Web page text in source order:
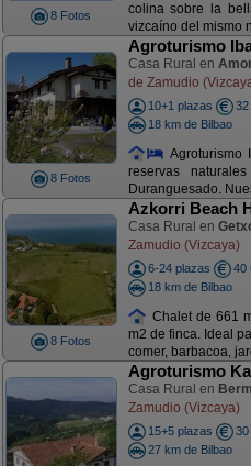
8 Fotos
colina sobre la
vizcaíno del mismo
8 Fotos
Agroturismo
Casa Rural en
de Zamudio
10+1 plazas
32
18 km de Bilbao
reservas
Duranguesado.
8 Fotos
Azkorri Beach
Casa Rural en
Zamudio (Vizcaya)
6-24 plazas
40
18 km de Bilbao
Chalet de 661
m2 de finca. Ideal
comer, barbacoa,
Agroturismo
Casa Rural en
Zamudio (Vizcaya)
15+5 plazas
30
27 km de Bilbao